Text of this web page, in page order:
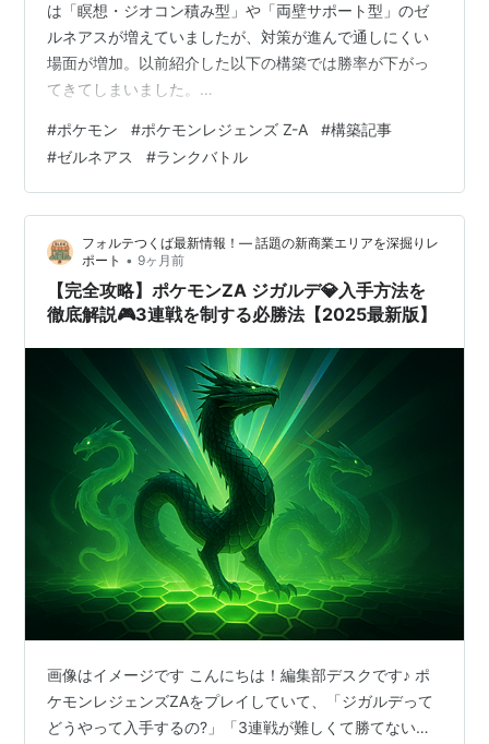
は「瞑想・ジオコン積み型」や「両壁サポート型」のゼ
ルネアスが増えていましたが、対策が進んで通しにくい
場面が増加。以前紹介した以下の構築では勝率が下がっ
てきてしまいました。
し暫く使ってみた所、勝率80％超の安定感を得られたの
で構築記事として残しておきます。 構築コンセプト タス
キドリュウズ + 命の珠両刀ゼルネアス + 剣舞リザX 初手
対面性能のタスキドリュウズ 短期決戦でポイントを稼ぐ
両刀ゼルネアス 地面無効と鋼妖受けの補完枠としてリザ
ードンX 個別解説 ドリュウ…
#ポケモン #ポケモンレジェンズ Z-A #構築記事
#ゼルネアス #ランクバトル
フォルテつくば最新情報！— 話題の新商業エリアを深掘りレ
ポート • 9ヶ月前
【完全攻略】ポケモンZA ジガルデ💎入手方法を
徹底解説🎮3連戦を制する必勝法【2025最新版】
画像はイメージです こんにちは！編集部デスクです♪ ポ
ケモンレジェンズZAをプレイしていて、「ジガルデって
どうやって入手するの?」「3連戦が難しくて勝てない…